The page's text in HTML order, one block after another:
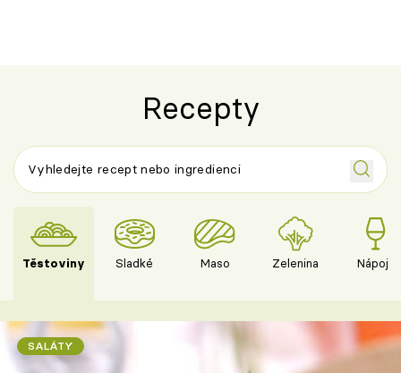
Recepty
Těstoviny Sladké Maso Zelenina Nápoje
SALÁTY